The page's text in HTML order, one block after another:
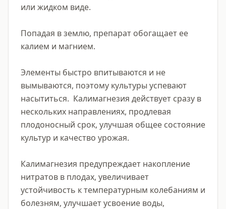
или жидком виде.
Попадая в землю, препарат обогащает ее
калием и магнием.
Элементы быстро впитываются и не
вымываются, поэтому культуры успевают
насытиться.  Калимагнезия действует сразу в
нескольких направлениях, продлевая
плодоносный срок, улучшая общее состояние
культур и качество урожая.
Калимагнезия предупреждает накопление
нитратов в плодах, увеличивает
устойчивость к температурным колебаниям и
болезням, улучшает усвоение воды,